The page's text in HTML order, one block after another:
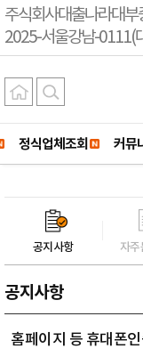
주식회사대출나라대부
2025-서울강남-0111(
정식업체조회 커뮤
공지사항 자
공지사항
홈페이지 등 휴대폰